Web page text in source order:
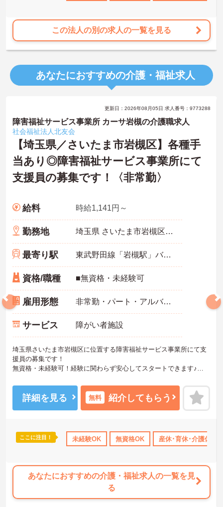
この法人の別の求人の一覧を見る
あなたにおすすめの介護・福祉求人
のみ 年間休日110日以上 産休･育休･介護休暇取得実績あり
更新日：2026年08月05日 求人番号：9773288
障害福祉サービス事業所 カーサ岩槻の介護職求人
社会福祉法人北友会
【埼玉県／さいたま市岩槻区】各種手
当あり◎障害福祉サービス事業所にて
支援員の募集です！〈非常勤〉
給料 時給1,141円～
勤務地 埼玉県 さいたま市岩槻区 谷下1番1
最寄り駅 東武野田線「岩槻駅」バス・車5分
資格/職種 ■無資格・未経験可
雇用形態 非常勤・パート・アルバイト
サービス 障がい者施設
埼玉県さいたま市岩槻区に位置する障害福祉サービス事業所にて支
援員の募集です！
無資格・未経験可！経験に関わらず安心してスタートできます♪
ョンを保ちやすい環境です◎
ご興味のある方は、マイナビ介護職までお問い合わせください。
詳細を見る 無料 紹介してもらう
ここに注目！ 未経験OK 無資格OK 産休･育休･介護休暇
あなたにおすすめの介護・福祉求人の一覧を見
る